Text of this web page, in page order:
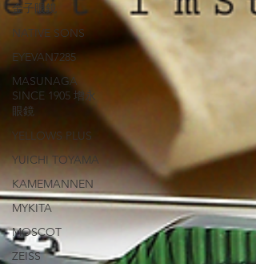
金子眼鏡
NATIVE SONS
EYEVAN7285
MASUNAGA
SINCE 1905 增永
眼鏡
YELLOWS PLUS
YUICHI TOYAMA
KAMEMANNEN
MYKITA
MOSCOT
ZEISS